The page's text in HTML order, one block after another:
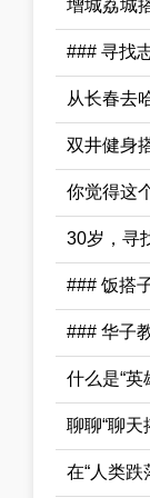
增城荔城
### 寻找
从长春去
双井健身
你觉得这
30岁，寻
### 饭搭
### 华子
什么是“英
聊聊“聊天
在“人类